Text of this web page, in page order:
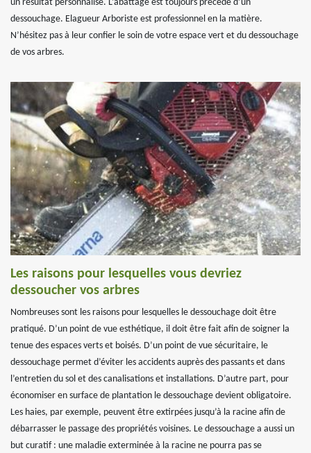
un résultat personnalisé. L’abattage est toujours précédé d’un
dessouchage. Elagueur Arboriste est professionnel en la matière.
N’hésitez pas à leur confier le soin de votre espace vert et du dessouchage
de vos arbres.
Les raisons pour lesquelles vous devriez
dessoucher vos arbres
Nombreuses sont les raisons pour lesquelles le dessouchage doit être
pratiqué. D’un point de vue esthétique, il doit être fait afin de soigner la
tenue des espaces verts et boisés. D’un point de vue sécuritaire, le
dessouchage permet d’éviter les accidents auprès des passants et dans
l’entretien du sol et des canalisations et installations. D’autre part, pour
économiser en surface de plantation le dessouchage devient obligatoire.
Les haies, par exemple, peuvent être extirpées jusqu’à la racine afin de
débarrasser le passage des propriétés voisines. Le dessouchage a aussi un
but curatif : une maladie exterminée à la racine ne pourra pas se